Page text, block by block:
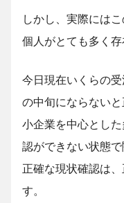
しかし、実際には
個人がとても多く存
今日現在いくらの
の中旬にならない
小企業を中心とし
認ができない状態で
正確な現状確認は
す。